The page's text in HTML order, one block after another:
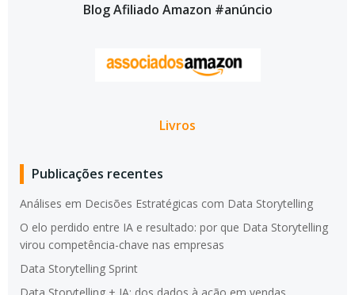
Blog Afiliado Amazon #anúncio
Livros
Publicações recentes
Análises em Decisões Estratégicas com Data Storytelling
O elo perdido entre IA e resultado: por que Data Storytelling
virou competência-chave nas empresas
Data Storytelling Sprint